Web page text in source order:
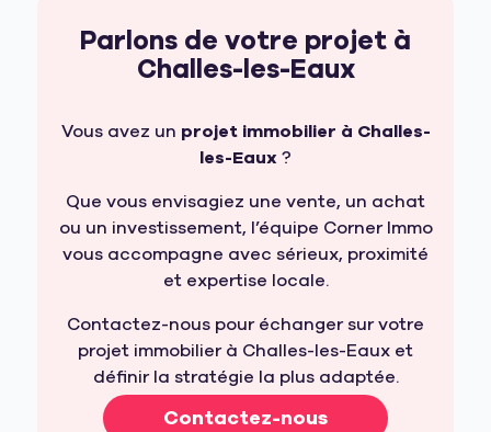
Parlons de votre projet à
Challes-les-Eaux
Vous avez un projet immobilier à Challes-
les-Eaux ?
Que vous envisagiez une vente, un achat
ou un investissement, l’équipe Corner Immo
vous accompagne avec sérieux, proximité
et expertise locale.
Contactez-nous pour échanger sur votre
projet immobilier à Challes-les-Eaux et
définir la stratégie la plus adaptée.
Contactez-nous